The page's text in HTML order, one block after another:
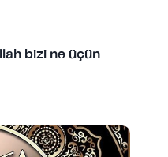
bizi nə üçün